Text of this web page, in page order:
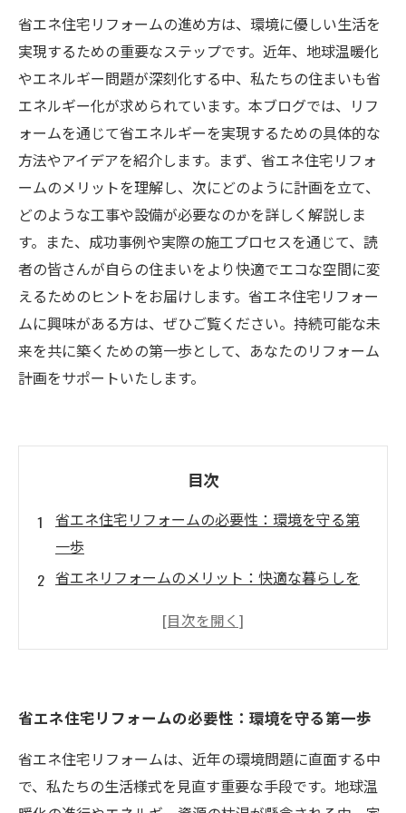
省エネ住宅リフォームの進め方は、環境に優しい生活を
実現するための重要なステップです。近年、地球温暖化
やエネルギー問題が深刻化する中、私たちの住まいも省
エネルギー化が求められています。本ブログでは、リフ
ォームを通じて省エネルギーを実現するための具体的な
方法やアイデアを紹介します。まず、省エネ住宅リフォ
ームのメリットを理解し、次にどのように計画を立て、
どのような工事や設備が必要なのかを詳しく解説しま
す。また、成功事例や実際の施工プロセスを通じて、読
者の皆さんが自らの住まいをより快適でエコな空間に変
えるためのヒントをお届けします。省エネ住宅リフォー
ムに興味がある方は、ぜひご覧ください。持続可能な未
来を共に築くための第一歩として、あなたのリフォーム
計画をサポートいたします。
目次
省エネ住宅リフォームの必要性：環境を守る第
一歩
省エネリフォームのメリット：快適な暮らしを
計画の立て方：あなたのリフォームを成功させ
要なもの
成功事例に学ぶ：実際の施工プロセスを紹介
省エネ住宅リフォームを始めるためのステップ
省エネ住宅リフォームの必要性：環境を守る第一歩
省エネ住宅リフォームは、近年の環境問題に直面する中
で、私たちの生活様式を見直す重要な手段です。地球温